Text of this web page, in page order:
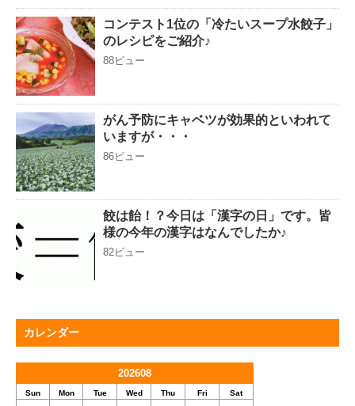
コンテスト1位の「冷たいスープ水餃子」
のレシピをご紹介♪
88ビュー
がん予防にキャベツが効果的といわれて
いますが・・・
86ビュー
餃は飴！？今日は「漢字の日」です。皆
様の今年の漢字はなんでしたか♪
82ビュー
カレンダー
202608
Sun Mon Tue Wed Thu Fri Sat